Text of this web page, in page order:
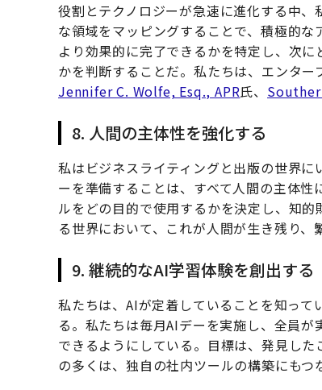
役割とテクノロジーが急速に進化する中
な領域をマッピングすることで、積極的
より効果的に完了できるかを特定し、次
かを判断することだ。私たちは、エンタ
Jennifer C. Wolfe, Esq., APR氏、
8. 人間の主体性を強化する
私はビジネスライティングと出版の世界
ーを準備することは、すべて人間の主体
ルをどの目的で使用するかを決定し、知
る世界において、これが人間が生き残り、
9. 継続的なAI学習体験を創出する
私たちは、AIが定着していることを知っ
る。私たちは毎月AIデーを実施し、全員
できるようにしている。目標は、発見し
の多くは、独自の社内ツールの構築にもつ